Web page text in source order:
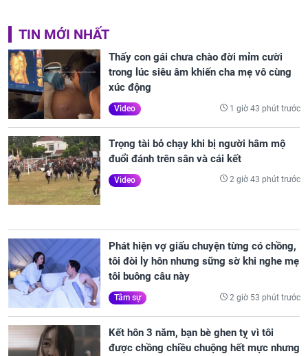
TIN MỚI NHẤT
Thấy con gái chưa chào đời mỉm cười
trong lúc siêu âm khiến cha mẹ vô cùng
xúc động
Video 1 giờ 43 phút trước
Trọng tài bỏ chạy khi bị người hâm mộ
đuổi đánh trên sân và cái kết
Video 2 giờ 43 phút trước
Phát hiện vợ giấu chuyện từng có chồng,
tôi đòi ly hôn nhưng sững sờ khi nghe mẹ
tôi buông câu này
Tâm sự 2 giờ 53 phút trước
Kết hôn 3 năm, bạn bè ghen tỵ vì tôi
được chồng chiều chuộng hết mực nhưng